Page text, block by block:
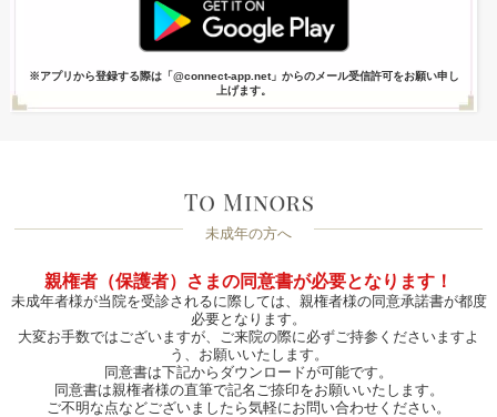
※アプリから登録する際は「@connect-app.net」からのメール受信許可をお願い申し
上げます。
未成年の方へ
親権者（保護者）さまの同意書が必要となります！
未成年者様が当院を受診されるに際しては、親権者様の同意承諾書が都度
必要となります。
大変お手数ではございますが、ご来院の際に必ずご持参くださいますよ
う、お願いいたします。
同意書は下記からダウンロードが可能です。
同意書は親権者様の直筆で記名ご捺印をお願いいたします。
ご不明な点などございましたら気軽にお問い合わせください。